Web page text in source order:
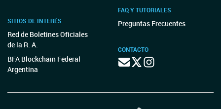
SITIOS DE INTERÉS
Red de Boletines Oficiales
de la R. A.
BFA Blockchain Federal
Argentina
FAQ Y TUTORIALES
Preguntas Frecuentes
CONTACTO